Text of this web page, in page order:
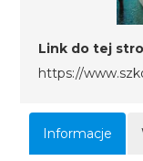
Link do tej
https://
Informacje